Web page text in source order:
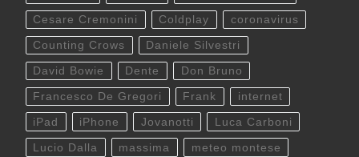
Cesare Cremonini Coldplay coronavirus
Counting Crows Daniele Silvestri
David Bowie Dente Don Bruno
Francesco De Gregori Frank internet
iPad iPhone Jovanotti Luca Carboni
Lucio Dalla massima meteo montese